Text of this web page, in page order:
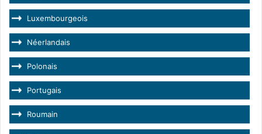
Luxembourgeois
Néerlandais
Polonais
Portugais
Roumain